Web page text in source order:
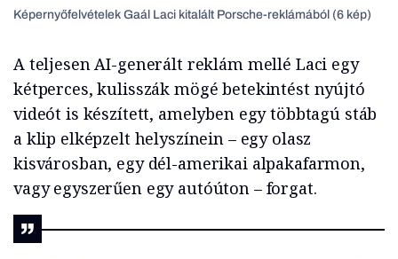
Képernyőfelvételek Gaál Laci kitalált Porsche-reklámából (6 kép)
A teljesen AI-generált reklám mellé Laci egy
kétperces, kulisszák mögé betekintést nyújtó
videót is készített, amelyben egy többtagú stáb
a klip elképzelt helyszínein – egy olasz
kisvárosban, egy dél-amerikai alpakafarmon,
vagy egyszerűen egy autóúton – forgat.